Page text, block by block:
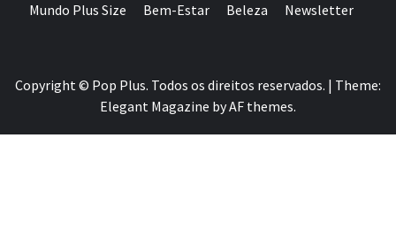
Mundo Plus Size Bem-Estar Beleza Newsletter
Copyright © Pop Plus. Todos os direitos reservados. | Theme:
Elegant Magazine byAF themes.